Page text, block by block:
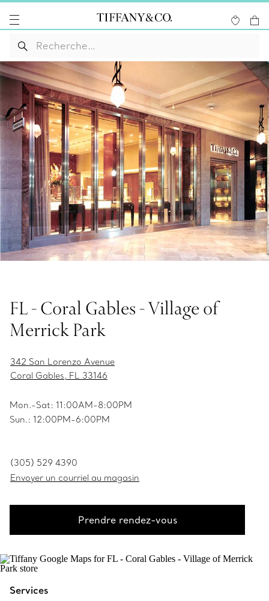
FL - Coral Gables - Village of
Merrick Park
342 San Lorenzo Avenue
Coral Gables, FL 33146
Mon.-Sat: 11:00AM-8:00PM
Sun.: 12:00PM-6:00PM
(305) 529 4390
Envoyer un courriel au magasin
Prendre rendez-vous
Services